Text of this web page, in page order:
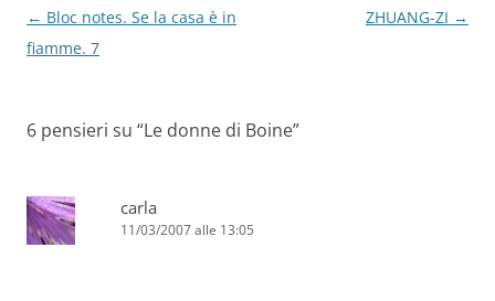
Navigazione
articolo
← Bloc notes. Se la casa è in
fiamme. 7
ZHUANG-ZI →
6 pensieri su “Le donne di Boine”
carla
11/03/2007 alle 13:05